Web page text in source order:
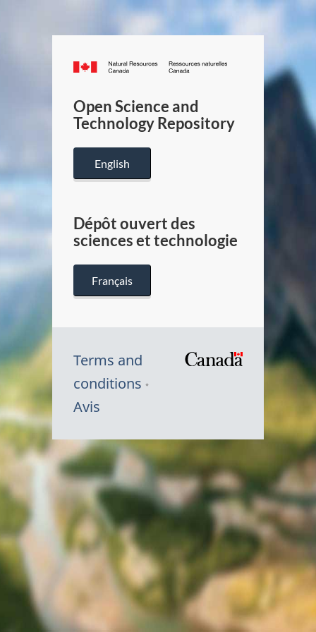
Canada.ca
/
Canada
Open Science and
Technology Repository
English
Dépôt ouvert des
sciences et technologie
Français
Terms and
conditions
Avis
Canada